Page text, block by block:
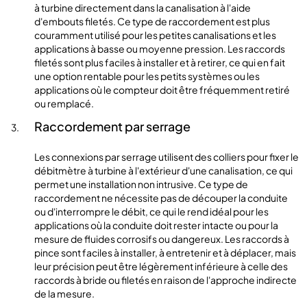
à turbine directement dans la canalisation à l'aide
d'embouts filetés. Ce type de raccordement est plus
couramment utilisé pour les petites canalisations et les
applications à basse ou moyenne pression. Les raccords
filetés sont plus faciles à installer et à retirer, ce qui en fait
une option rentable pour les petits systèmes ou les
applications où le compteur doit être fréquemment retiré
ou remplacé.
Raccordement par serrage
Les connexions par serrage utilisent des colliers pour fixer le
débitmètre à turbine à l'extérieur d'une canalisation, ce qui
permet une installation non intrusive. Ce type de
raccordement ne nécessite pas de découper la conduite
ou d'interrompre le débit, ce qui le rend idéal pour les
applications où la conduite doit rester intacte ou pour la
mesure de fluides corrosifs ou dangereux. Les raccords à
pince sont faciles à installer, à entretenir et à déplacer, mais
leur précision peut être légèrement inférieure à celle des
raccords à bride ou filetés en raison de l'approche indirecte
de la mesure.